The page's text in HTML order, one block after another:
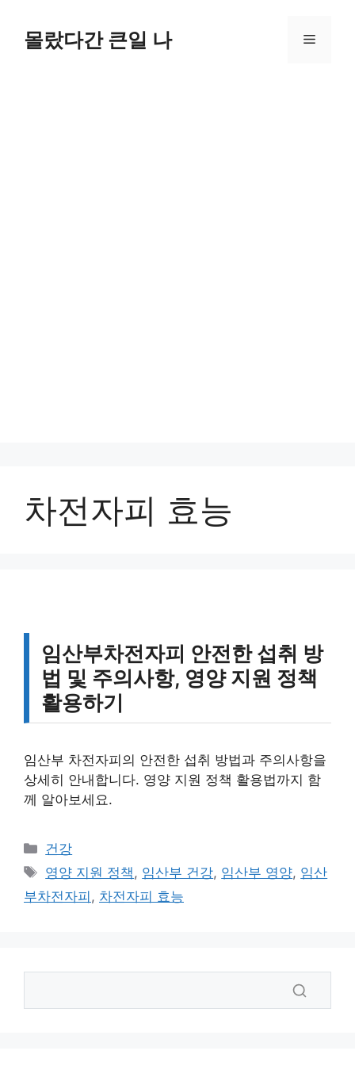
몰랐다간 큰일 나 메
차전자피 효능
임산부차전자피 안전한 섭취 방
법 및 주의사항, 영양 지원 정책
활용하기
임산부 차전자피의 안전한 섭취 방법과 주의사항을
상세히 안내합니다. 영양 지원 정책 활용법까지 함
께 알아보세요.
카
테
리
건강
태
그
영양 지원 정책, 임산부 건강, 임산부 영양, 임산
부차전자피 , 차전자피 효능